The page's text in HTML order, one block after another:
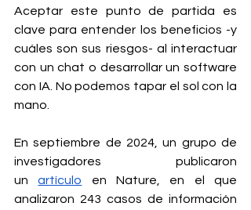
Aceptar este punto de partida es
clave para entender los beneficios -y
cuáles son sus riesgos- al interactuar
con un chat o desarrollar un software
con IA. No podemos tapar el sol con la
mano.
En septiembre de 2024, un grupo de
investigadores publicaron
un artículo en Nature, en el que
analizaron 243 casos de información